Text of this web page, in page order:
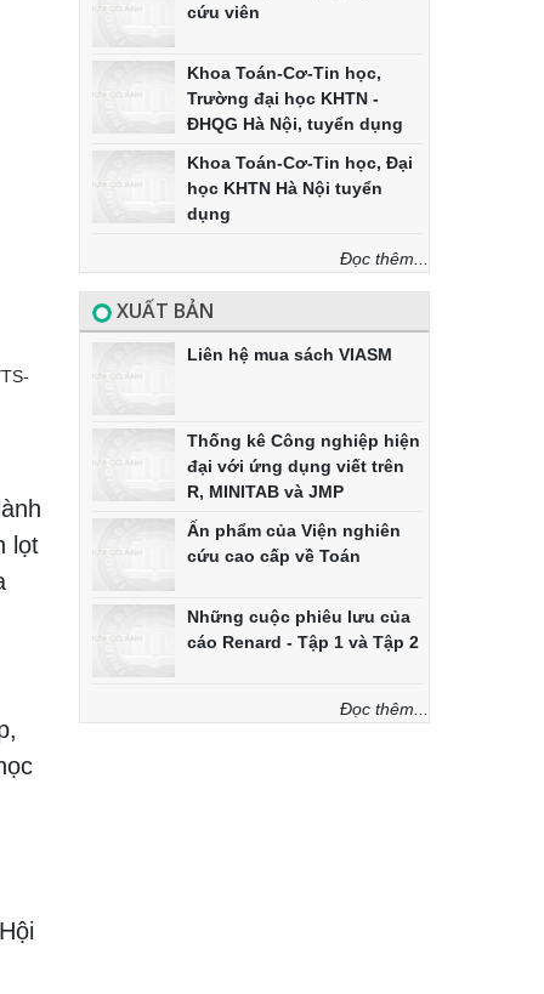
lọt
cứu viên
Khoa Toán-Cơ-Tin học,
Trường đại học KHTN -
ĐHQG Hà Nội, tuyển dụng
Khoa Toán-Cơ-Tin học, Đại
học KHTN Hà Nội tuyển
dụng
Đọc thêm...
XUẤT BẢN
Liên hệ mua sách VIASM
Thống kê Công nghiệp hiện
đại với ứng dụng viết trên
R, MINITAB và JMP
Ấn phẩm của Viện nghiên
cứu cao cấp về Toán
Những cuộc phiêu lưu của
cáo Renard - Tập 1 và Tập 2
Đọc thêm...